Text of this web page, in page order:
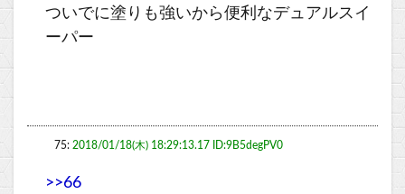
ついでに塗りも強いから便利なデュアルスイ
ーパー
75: 2018/01/18(木) 18:29:13.17 ID:9B5degPV0
>>66